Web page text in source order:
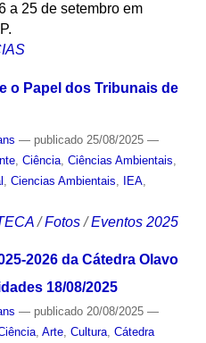
a 25 de setembro em
o Papel dos Tribunais de
— publicado25/08/2025 —
, Ciência, Ciências Ambientais
Ciencias Ambientais IEA,
/Fotos /Eventos 2025
2026 da Cátedra Olavo
18/08/2025
— publicado20/08/2025 —
, Arte, Cultura, Cátedra